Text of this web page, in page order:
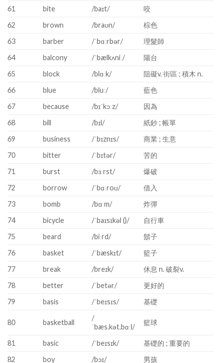
61
bite /baɪt/
咬
62
brown /braʊn/
棕色
63
barber /ˈbɑːrbər/
理髮師
64
balcony /ˈbælkʌniː/
陽台
65
block /blɑːk/
阻礙v. 街區 ; 積木 n.
66
blue /bluː/
藍色
67
because /bɪˈkɔːz/
因為
68
bill /bɪl/
紙鈔 ; 帳單
69
business /ˈbɪznɪs/
商業 ; 生意
70
bitter /ˈbɪtər/
苦的
71
burst /bɜːrst/
爆破
72
borrow /ˈbɑːroʊ/
借入
73
bomb /bɑːm/
炸彈
74
bicycle /ˈbaɪsɪkəl ()/
自行車
75
beard /biːrd/
鬍子
76
basket /ˈbæskɪt/
籃子
77
break /breɪk/
休息 n. 破裂v.
78
better /ˈbetər/
更好的
79
basis /ˈbeɪsɪs/ 基礎
80 basketball
/
ˈbæs.kət.bɑːl/
籃球
81 basic /ˈbeɪsɪk/
基礎的 ; 重要的
82
boy /bɔɪ/
男孩